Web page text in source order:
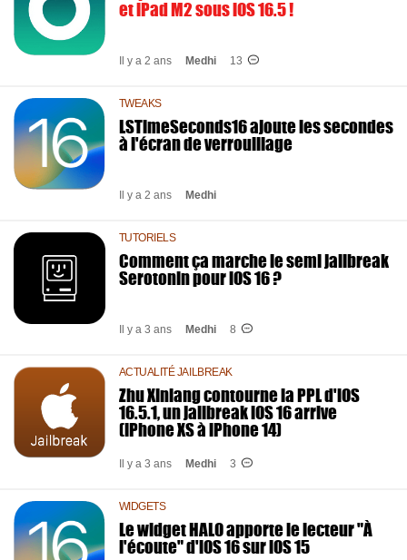
et iPad M2 sous iOS 16.5 !
Il y a 2 ans Medhi 13
TWEAKS
LSTimeSeconds16 ajoute les secondes
à l'écran de verrouillage
Il y a 2 ans Medhi
TUTORIELS
Comment ça marche le semi jailbreak
Serotonin pour iOS 16 ?
Il y a 3 ans Medhi 8
ACTUALITÉ JAILBREAK
Zhu Xinlang contourne la PPL d'iOS
16.5.1, un jailbreak iOS 16 arrive
(iPhone XS à iPhone 14)
Il y a 3 ans Medhi 3
WIDGETS
Le widget HALO apporte le lecteur "À
l'écoute" d'iOS 16 sur iOS 15